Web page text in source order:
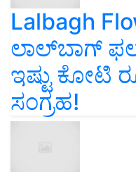
Lalbagh
ಲಾಲ್‌ಬಾಗ್
ಇಷ್ಟು ಕೋಟಿ
ಸಂಗ್ರಹ!